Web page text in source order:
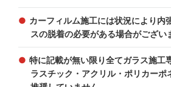
カーフィルム施工には状況により内
スの脱着の必要がある場合がござい
特に記載が無い限り全てガラス施工
ラスチック・アクリル・ポリカーポ